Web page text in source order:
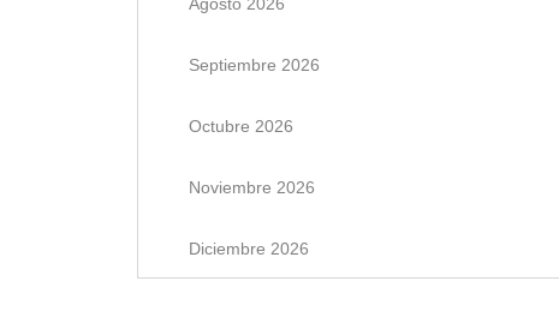
Septiembre 2026
Octubre 2026
Noviembre 2026
Diciembre 2026